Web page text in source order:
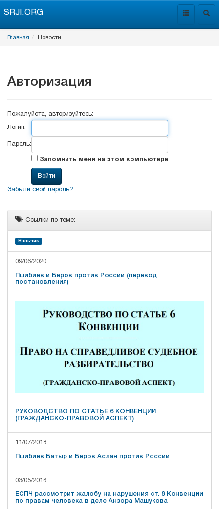
Toggle
SRJI.ORG
Главная Новости
Авторизация
Пожалуйста, авторизуйтесь:
Логин:
Пароль:
Запомнить меня на этом компьютере
Забыли свой пароль?
Ссылки по теме:
Нальчик
09/06/2020
Пшибиев и Беров против России (перевод
постановления)
РУКОВОДСТВО ПО СТАТЬЕ 6 КОНВЕНЦИИ
(ГРАЖДАНСКО-ПРАВОВОЙ АСПЕКТ)
11/07/2018
Пшибиев Батыр и Беров Аслан против России
03/05/2016
ЕСПЧ рассмотрит жалобу на нарушения ст. 8 Конвенции
по правам человека в деле Анзора Машукова